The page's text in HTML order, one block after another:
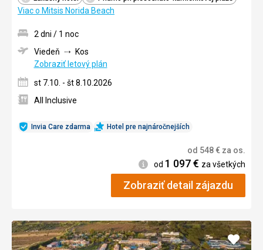
Viac o Mitsis Norida Beach
Invia Care zdarma Hotel pre najnáročnejších
2 dni / 1 noc
Viedeň
Kos
Zobraziť letový plán
st 7.10. - št 8.10.2026
All Inclusive
od 548€ za os.
Informácie
od 1 097€ za všetkých
Zobraziť detail zájazdu
Pridať
do